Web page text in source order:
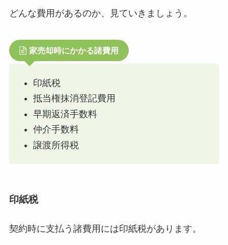
どんな費用があるのか、見ていきましょう。
家売却時にかかる諸費用
印紙税
抵当権抹消登記費用
早期返済手数料
仲介手数料
譲渡所得税
印紙税
契約時に支払う諸費用には印紙税があります。